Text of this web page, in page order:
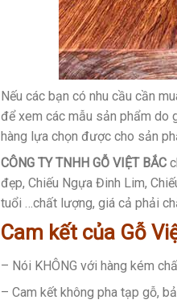
Nếu các bạn có nhu cầu cần
để xem các mẫu sản phẩm do
hàng lựa chọn được cho sản
CÔNG TY TNHH GỖ VIỆT BẮC
đẹp, Chiếu Ngựa Đinh Lim,
tuổi …chất lượng, giá cả phải
Cam kết của Gỗ
– Nói KHÔNG với hàng kém
– Cam kết không pha tạp gỗ,